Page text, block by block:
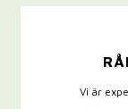
Vi är